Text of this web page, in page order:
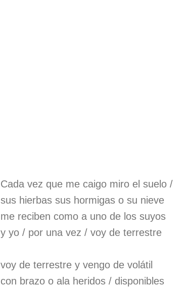
Cada vez que me caigo miro el suelo /
sus hierbas sus hormigas o su nieve
me reciben como a uno de los suyos
y yo / por una vez / voy de terrestre
voy de terrestre y vengo de volátil
con brazo o ala heridos / disponibles